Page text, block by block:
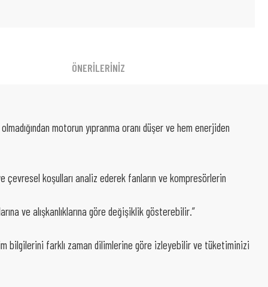
ÖNERİLERİNİZ
motorun yıpranma oranı düşer ve hem enerjiden
çevresel koşulları analiz ederek fanların ve kompresörlerin
ve alışkanlıklarına göre değişiklik gösterebilir.”
bilgilerini farklı zaman dilimlerine göre izleyebilir ve tüketiminizi